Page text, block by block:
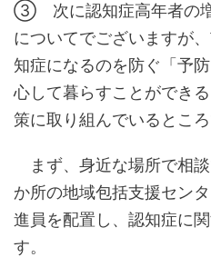
③ 次に認知症高年者の増
についてでございますが
知症になるのを防ぐ「予
心して暮らすことができ
策に取り組んでいるところ
まず、身近な場所で相
か所の地域包括支援セン
進員を配置し、認知症に
す。